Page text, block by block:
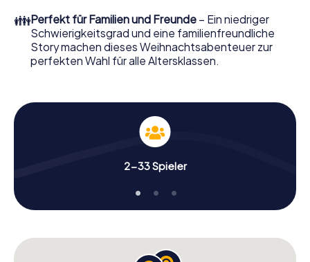
Teambuilding und eine stimmungsvolle
Weihnachtsthematik. Gönnen Sie Ihren Kollegen also
einen unvergesslichen Ausklang des Jahres und planen Sie
unser X-Mas Adventure als Programmpunkt Ihrer
👪Perfekt für Familien und Freunde – Ein niedriger
Schwierigkeitsgrad und eine familienfreundliche
Story machen dieses Weihnachtsabenteuer zur
perfekten Wahl für alle Altersklassen.
2-33 Spieler